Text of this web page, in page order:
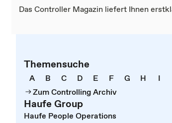
Das Controller Magazin liefert Ihnen
Themensuche
A B C D E F G H I
Zum Controlling Archiv
Haufe Group
Haufe People Operations